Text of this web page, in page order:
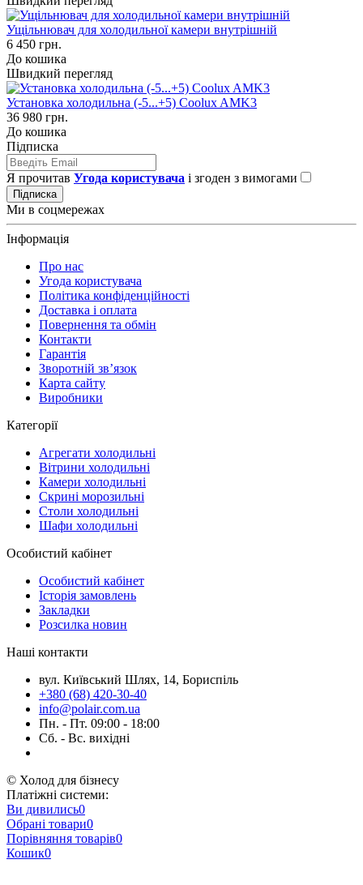
Ущільнювач для холодильної камери внутрішній
6 450 грн.
До кошика
Швидкий перегляд
Установка холодильна (-5...+5) Coolux AMK3
36 980 грн.
До кошика
Підписка
Я прочитав Угода користувача і згоден з вимогами
Підписка
Ми в соцмережах
Інформація
Про нас
Угода користувача
Політика конфіденційності
Доставка і оплата
Повернення та обмін
Контакти
Гарантія
Зворотній зв’язок
Карта сайту
Виробники
Категорії
Агрегати холодильні
Вітрини холодильні
Камери холодильні
Скрині морозильні
Столи холодильні
Шафи холодильні
Особистий кабінет
Особистий кабінет
Історія замовлень
Закладки
Розсилка новин
Наші контакти
вул. Київський Шлях, 14, Бориспіль
+380 (68) 420-30-40
info@polair.com.ua
Пн. - Пт. 09:00 - 18:00
Сб. - Вс. вихідні
© Холод для бізнесу
Платіжні системи:
Ви дивились0
Обрані товари0
Порівняння товарів0
Кошик0